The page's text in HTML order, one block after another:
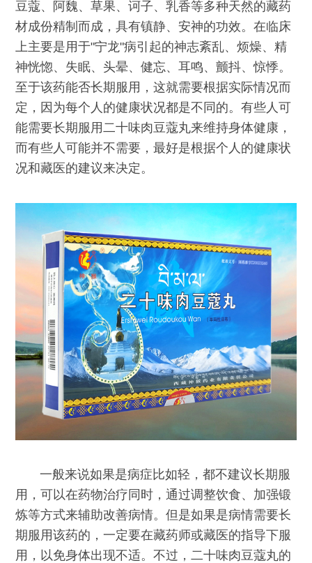
豆蔻、阿魏、草果、诃子、乳香等多种天然的藏药
材成份精制而成，具有镇静、安神的功效。在临床
上主要是用于"宁龙"病引起的神志紊乱、烦燥、精
神恍惚、失眠、头晕、健忘、耳鸣、颤抖、惊悸。
至于该药能否长期服用，这就需要根据实际情况而
定，因为每个人的健康状况都是不同的。有些人可
能需要长期服用二十味肉豆蔻丸来维持身体健康，
而有些人可能并不需要，最好是根据个人的健康状
况和藏医的建议来决定。
一般来说如果是病症比如轻，都不建议长期服
用，可以在药物治疗同时，通过调整饮食、加强锻
炼等方式来辅助改善病情。但是如果是病情需要长
期服用该药的，一定要在藏药师或藏医的指导下服
用，以免身体出现不适。不过，二十味肉豆蔻丸的